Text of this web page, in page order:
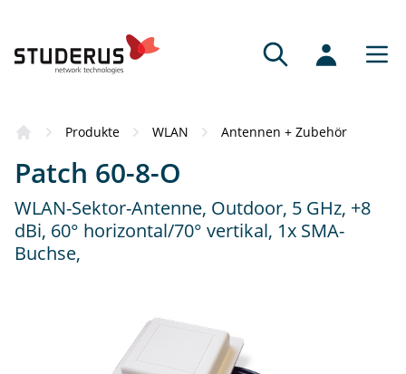
Produkte WLAN Antennen + Zubehör
Patch 60-8-O
WLAN-Sektor-Antenne, Outdoor, 5 GHz, +8
dBi, 60° horizontal/70° vertikal, 1x SMA-
Buchse,